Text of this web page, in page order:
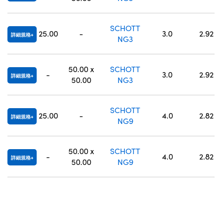
詳細規格 25.00 -
SCHOTT
NG3
3.0 2.92
詳細規格 -
50.00 x
50.00
SCHOTT
NG3
3.0 2.92
詳細規格 25.00 -
SCHOTT
NG9
4.0 2.82
詳細規格 -
50.00 x
50.00
SCHOTT
NG9
4.0 2.82